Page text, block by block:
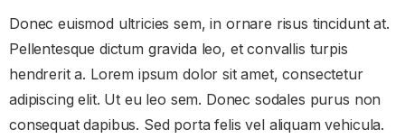
Donec euismod ultricies sem, in ornare risus tincidunt at.
Pellentesque dictum gravida leo, et convallis turpis
hendrerit a. Lorem ipsum dolor sit amet, consectetur
adipiscing elit. Ut eu leo sem. Donec sodales purus non
consequat dapibus. Sed porta felis vel aliquam vehicula.